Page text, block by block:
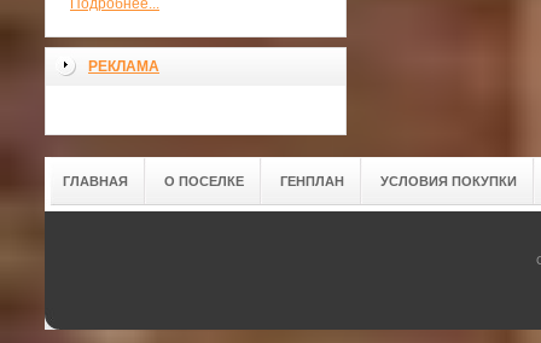
Подробнее...
РЕКЛАМА
ГЛАВНАЯ О ПОСЕЛКЕ ГЕНПЛАН УСЛОВИЯ ПОКУПКИ